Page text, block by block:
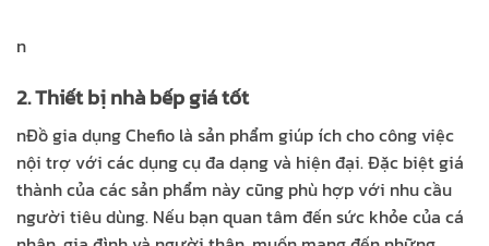
n
2. Thiết bị nhà bếp giá tốt
nĐồ gia dụng Chefio là sản phẩm giúp ích cho công việc
nội trợ với các dụng cụ đa dạng và hiện đại. Đặc biệt giá
thành của các sản phẩm này cũng phù hợp với nhu cầu
người tiêu dùng. Nếu bạn quan tâm đến sức khỏe của cá